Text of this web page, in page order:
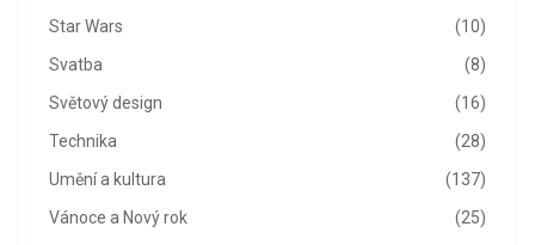
(10)
Star Wars
(8)
Svatba
(16)
Světový design
(28)
Technika
(137)
Umění a kultura
(25)
Vánoce a Nový rok